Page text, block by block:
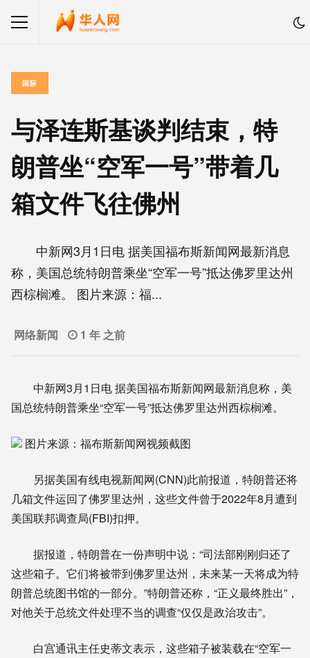
国际
与泽连斯基谈判结束，特
朗普坐“空军一号”带着几
箱文件飞往佛州
中新网3月1日电 据美国福布斯新闻网最新消息
称，美国总统特朗普乘坐“空军一号”抵达佛罗里达州
西棕榈滩。 图片来源：福...
网络新闻 1 年 之前
中新网3月1日电 据美国福布斯新闻网最新消息称，美
国总统特朗普乘坐“空军一号”抵达佛罗里达州西棕榈滩。
图片来源：福布斯新闻网视频截图
另据美国有线电视新闻网(CNN)此前报道，特朗普还将
几箱文件运回了佛罗里达州，这些文件曾于2022年8月遭到
美国联邦调查局(FBI)扣押。
据报道，特朗普在一份声明中说：“司法部刚刚归还了
这些箱子。它们将被带到佛罗里达州，未来某一天将成为特
朗普总统图书馆的一部分。”特朗普还称，“正义最终胜出”，
对他关于总统文件处理不当的调查“仅仅是政治攻击”。
白宫通讯主任史蒂文表示，这些箱子被装载在“空军一